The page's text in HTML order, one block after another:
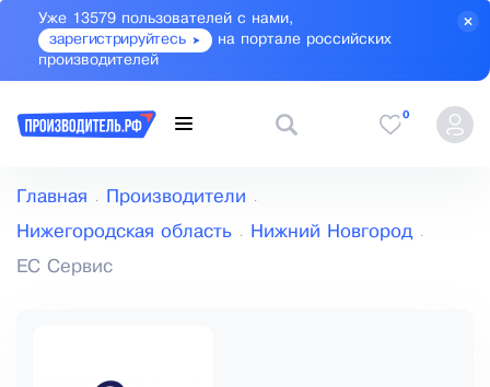
Уже 13579 пользователей с нами,
зарегистрируйтесь
на портале российских
производителей
0
Главная Производители
Нижегородская область Нижний Новгород
ЕС Сервис